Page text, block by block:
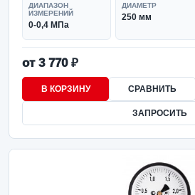
ДИАПАЗОН
ИЗМЕРЕНИЙ
0-0,4 МПа
ДИАМЕТР
250 мм
от 3 770 ₽
В КОРЗИНУ СРАВНИТЬ
ЗАПРОСИТЬ